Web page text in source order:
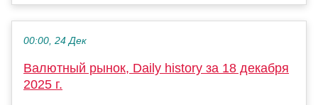
00:00, 24 Дек
Валютный рынок, Daily history за 18 декабря
2025 г.